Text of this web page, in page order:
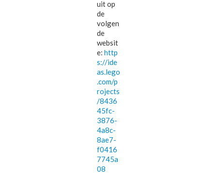
uit op
de
volgen
de
websit
e: http
s://ide
as.lego
.com/p
rojects
/8436
45fc-
3876-
4a8c-
8ae7-
f0416
7745a
08